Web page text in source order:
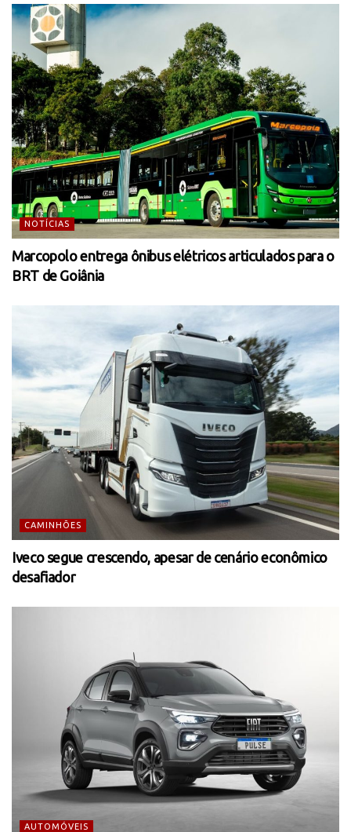
NOTÍCIAS
Marcopolo entrega ônibus elétricos articulados para o
BRT de Goiânia
CAMINHÕES
Iveco segue crescendo, apesar de cenário econômico
desafiador
AUTOMÓVEIS